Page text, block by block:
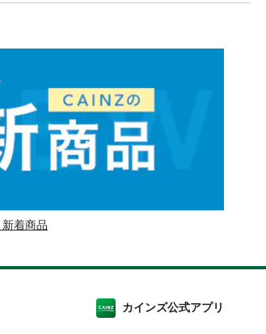
着商品
カインズ公式アプリ